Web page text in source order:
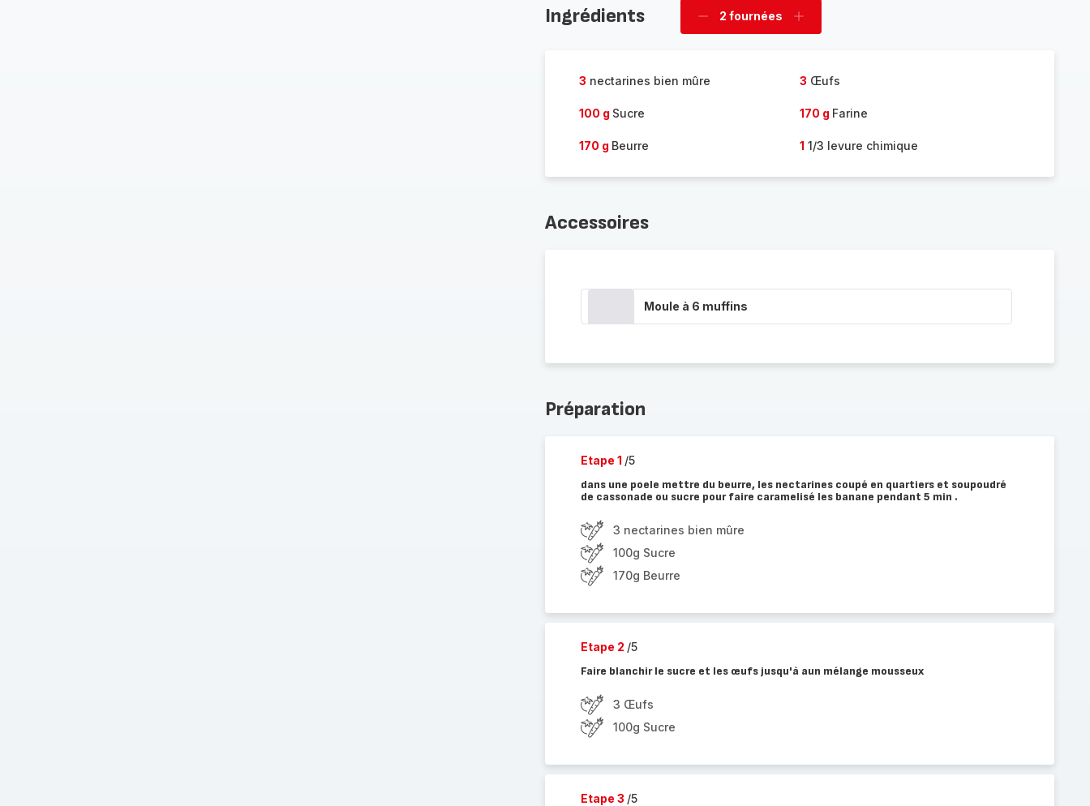
Ingrédients
Supprimer
2 fournées
Ajouter
3 nectarines bien mûre 3 Œufs
100 g Sucre 170 g Farine
170 g Beurre 1 1/3 levure chimique
Accessoires
Moule à 6 muffins
Préparation
Etape 1 /5
dans une poele mettre du beurre, les nectarines coupé en quartiers et soupoudré
de cassonade ou sucre pour faire caramelisé les banane pendant 5 min .
3 nectarines bien mûre
100g Sucre
170g Beurre
Etape 2 /5
Faire blanchir le sucre et les œufs jusqu'à aun mélange mousseux
3 Œufs
100g Sucre
Etape 3 /5